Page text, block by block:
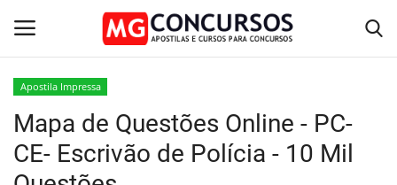
Home
Apostilas PDF
Apostila Impressa
Mapa de Questões Online - PC-
CE- Escrivão de Polícia - 10 Mil